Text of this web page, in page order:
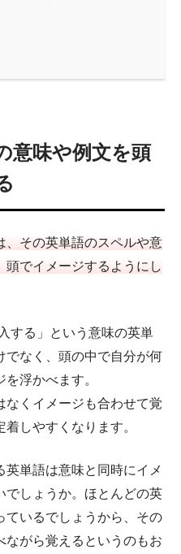
意味や例文を頭
、その英単語のスペルや意
でイメージするようにし
する」という意味の英単
でなく、頭の中で自分が何
浮かべます。
なくイメージも合わせて覚
しやすくなります。
単語は意味と同時にイメ
でしょうか。ほとんどの英
ているでしょうから、その
ながら覚えるというのもお